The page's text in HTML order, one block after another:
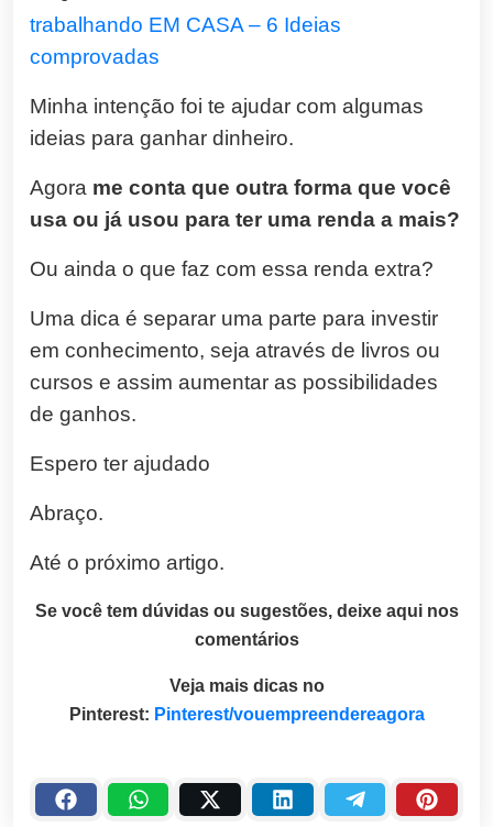
trabalhando EM CASA – 6 Ideias
comprovadas
Minha intenção foi te ajudar com algumas
ideias para ganhar dinheiro.
Agora me conta que outra forma que você
usa ou já usou para ter uma renda a mais?
Ou ainda o que faz com essa renda extra?
Uma dica é separar uma parte para investir
em conhecimento, seja através de livros ou
cursos e assim aumentar as possibilidades
de ganhos.
Espero ter ajudado
Abraço.
Até o próximo artigo.
Se você tem dúvidas ou sugestões, deixe aqui nos
comentários
Veja mais dicas no
Pinterest: Pinterest/vouempreendereagora